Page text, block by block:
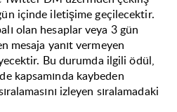
içinde iletişime geçilecektir.
olan hesaplar veya 3 gün
mesaja yanıt vermeyen
Bu durumda ilgili ödül,
kapsamında kaybeden
izleyen sıralamadaki